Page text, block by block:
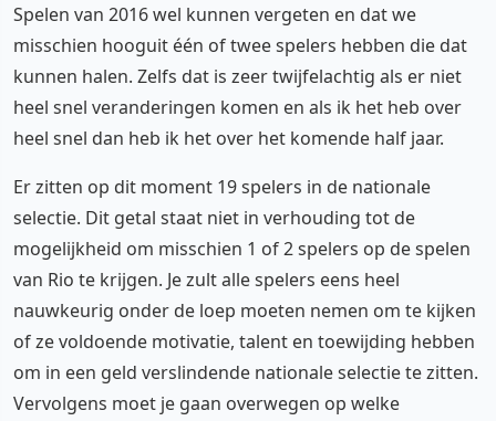
Spelen van 2016 wel kunnen vergeten en dat we
misschien hooguit één of twee spelers hebben die dat
kunnen halen. Zelfs dat is zeer twijfelachtig als er niet
heel snel veranderingen komen en als ik het heb over
heel snel dan heb ik het over het komende half jaar.
Er zitten op dit moment 19 spelers in de nationale
selectie. Dit getal staat niet in verhouding tot de
mogelijkheid om misschien 1 of 2 spelers op de spelen
van Rio te krijgen. Je zult alle spelers eens heel
nauwkeurig onder de loep moeten nemen om te kijken
of ze voldoende motivatie, talent en toewijding hebben
om in een geld verslindende nationale selectie te zitten.
Vervolgens moet je gaan overwegen op welke